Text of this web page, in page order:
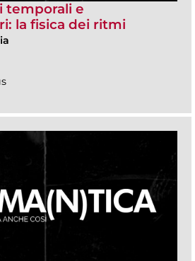
temporali e
la fisica dei ritmi